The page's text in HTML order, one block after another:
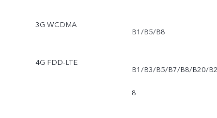
3G WCDMA
B1/B5/B8
4G FDD-LTE
B1/B3/B5/B7/B8/B20/
8